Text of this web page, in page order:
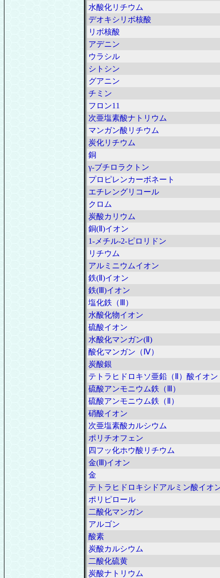
水酸化リチウム
デオキシリボ核酸
リボ核酸
アデニン
ウラシル
シトシン
グアニン
チミン
フロン11
次亜塩素酸ナトリウム
マンガン酸リチウム
炭化リチウム
銅
γ-ブチロラクトン
プロピレンカーボネート
エチレングリコール
クロム
炭酸カリウム
銅(Ⅱ)イオン
1-メチル-2-ピロリドン
リチウム
アルミニウムイオン
鉄(Ⅱ)イオン
鉄(Ⅲ)イオン
塩化鉄（Ⅲ）
水酸化物イオン
硫酸イオン
水酸化マンガン(Ⅱ)
酸化マンガン（Ⅳ）
炭酸銀
テトラヒドロキソ亜鉛（Ⅱ）酸イオン
硫酸アンモニウム鉄（Ⅲ）
硫酸アンモニウム鉄（Ⅱ）
硝酸イオン
次亜塩素酸カルシウム
ポリチオフェン
四フッ化ホウ酸リチウム
金(Ⅲ)イオン
金
テトラヒドロキシドアルミン酸イオ
ポリピロール
二酸化マンガン
アルゴン
酸素
炭酸カルシウム
二酸化硫黄
炭酸ナトリウム